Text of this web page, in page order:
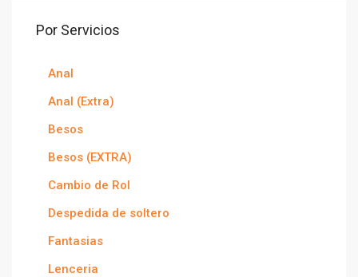
Por Servicios
Anal
Anal (Extra)
Besos
Besos (EXTRA)
Cambio de Rol
Despedida de soltero
Fantasias
Lenceria